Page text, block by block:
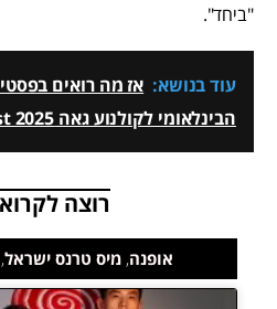
"ביחד".
עוד בנושא: אז מה רואים
הבינלאומי לקולנוע גאה TLVFest 2025?
רוצה
אופנה,מיס טרנס ישראל